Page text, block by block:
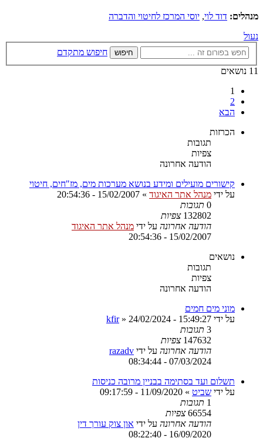
מנהלים: דוד לוי, יוסי המרכז לחיטוי והדברה
נעול
חיפוש
חיפוש מתקדם
11 נושאים
1
2
הבא
הכרזות
תגובות
צפיות
הודעה אחרונה
קישורים מועילים ומידע בנושא מערכות מים, מז"חים, חיטוי
על ידי מנהל אתר האיגוד »
15/02/2007 - 20:54:36
0 תגובות
132802 צפיות
הודעה אחרונה על ידי מנהל אתר האיגוד
15/02/2007 - 20:54:36
נושאים
תגובות
צפיות
הודעה אחרונה
מוני מים חמים
על ידי
kfir» 24/02/2024 - 15:49:27
3 תגובות
147632 צפיות
הודעה אחרונה על ידי razadv
07/03/2024 - 08:34:44
תשלום ועד בסתימה בבניין מרובה כניסות
על ידי שביט »
11/09/2020 - 09:17:59
1 תגובות
66554 צפיות
הודעה אחרונה על ידי און צוק עורך דין
16/09/2020 - 08:22:40